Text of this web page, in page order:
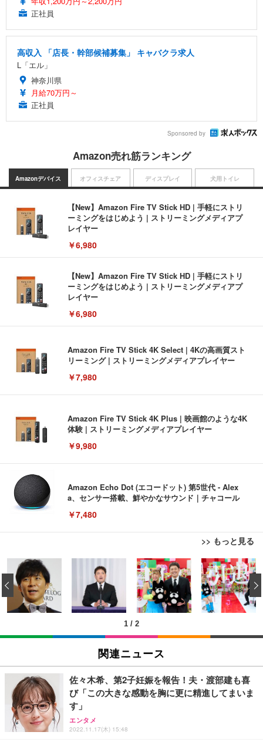
正社員
高収入 「店長・幹部候補募集」 キャバクラ求人
L「エル」
神奈川県
月給70万円～
正社員
Sponsored by
Amazon売れ筋ランキング
Amazonデバイス
【New】Amazon Fire TV Stick HD | 手軽にストリ
ーミングをはじめよう | ストリーミングメディアプ
レイヤー
￥6,980
【New】Amazon Fire TV Stick HD | 手軽にストリ
ーミングをはじめよう | ストリーミングメディアプ
レイヤー
￥6,980
Amazon Fire TV Stick 4K Select | 4Kの高画質スト
リーミング | ストリーミングメディアプレイヤー
￥7,980
Amazon Fire TV Stick 4K Plus | 映画館のような4K
体験 | ストリーミングメディアプレイヤー
￥9,980
Amazon Echo Dot (エコードット) 第5世代 - Alex
a、センサー搭載、鮮やかなサウンド｜チャコール
￥7,480
>> もっと見る
オフィスチェア
[EdoErgo] オフィスチェア 椅子 テレワーク 疲れな
い 跳ね上げ式アームレスト コンパクト 約105度ロッ
キング pc 事務椅子 360度回転 座面昇降 強化ナイロ
ン樹脂ベース 通気性メッシュ 在宅ワーク H-WY01
(黒網+黒枠+黒足)
￥5,699
SIHOO B100 オフィスチェア／デスクチェア メッシ
ュチェア 人間工学 疲れない ブラック
￥27,999
Sezlife オフィスチェア デスクチェア 疲れない テレ
ワーク チェア 強化バックレスト 30度ロッキング機
能 人間工学 椅子 腰サポート 90度跳ね上げ式アーム
レスト 3Dヘッドレスト ハンガー付き 高反発クッシ
ディスプレイ
EIZO ビジネス向けプレミアムモニター | FlexScan
EV3240X-WT | 31.5型4K UHD・USB Type-C・ホワ
￥105,595
EIZO ビジネス向けプレミアムモニター | FlexScan
￥109,572
【純正品】27"ゲーミングモニター DualSense 充電
フック付き（CFI-ZDM1J）
￥49,979
犬用トイレ
Amazonベーシック ペットシーツ 薄型 レギュラー 1
回使い捨て 無香料 ホワイト 300枚
￥3,373
Amazonベーシック ペットシーツ 厚型 ワイド 42枚
x2袋(84枚) ホワイト(吸収面:ライトブルー)
￥3,234
ネオ・ルーライフ ネオ・オムツ L 中型犬用 26枚入
り 単品
￥1,800
1 / 2
‹
関連ニュース
佐々木希、第2子妊娠を報告！夫・渡部建も喜
び「この大きな感動を胸に更に精進してまいま
す」
エンタメ
2022.11.17(木) 15:48